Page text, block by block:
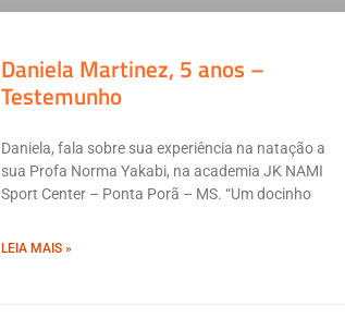
Daniela Martinez, 5 anos –
Testemunho
Daniela, fala sobre sua experiência na natação a
sua Profa Norma Yakabi, na academia JK NAMI
Sport Center – Ponta Porã – MS. “Um docinho
LEIA MAIS »